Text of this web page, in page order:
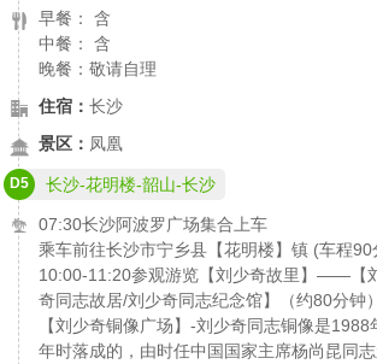
早餐： 含
中餐： 含
晚餐：敬请自理
住宿： 长沙
景区： 凤凰
D5 长沙-花明楼-韶山-长沙
07:30长沙阿波罗广场集合上车
乘车前往长沙市宁乡县【花明楼】镇 (车程90
10:00-11:20参观游览【刘少奇故里】——【
奇同志故居/刘少奇同志纪念馆】（约80分钟）
【刘少奇铜像广场】-刘少奇同志铜像是
年时落成的，由时任中国国家主席杨尚